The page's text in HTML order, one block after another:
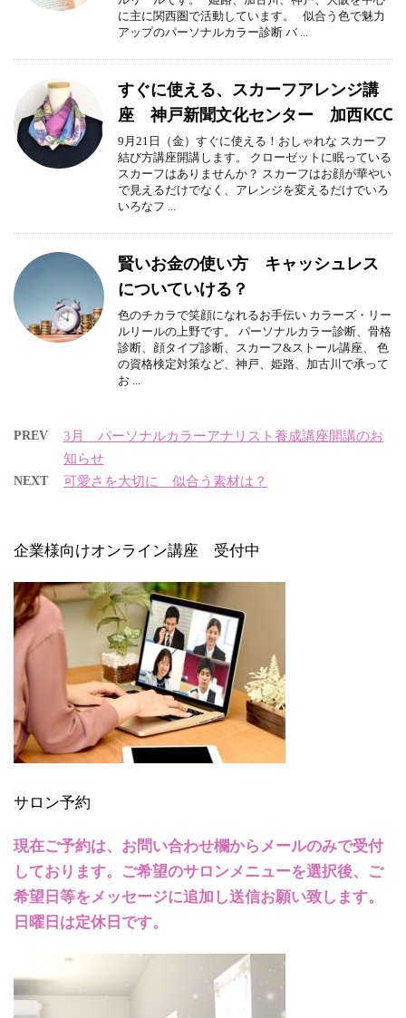
に主に関西圏で活動しています。 似合う色で魅力
アップのパーソナルカラー診断 バ ...
すぐに使える、スカーフアレンジ講
座 神戸新聞文化センター 加西KCC
9月21日（金）すぐに使える！おしゃれな スカーフ
結び方講座開講します。 クローゼットに眠っている
スカーフはありませんか？ スカーフはお顔が華やい
で見えるだけでなく、アレンジを変えるだけでいろ
いろなフ ...
賢いお金の使い方 キャッシュレス
についていける？
色のチカラで笑顔になれるお手伝い カラーズ・リー
ルリールの上野です。 パーソナルカラー診断、骨格
診断、顔タイプ診断、スカーフ&ストール講座、 色
の資格検定対策など、神戸、姫路、加古川で承って
お ...
PREV
3月 パーソナルカラーアナリスト養成講座開講のお
知らせ
NEXT 可愛さを大切に 似合う素材は？
企業様向けオンライン講座 受付中
サロン予約
現在ご予約は、お問い合わせ欄からメールのみで受付
しております。ご希望のサロンメニューを選択後、ご
希望日等をメッセージに追加し送信お願い致します。
日曜日は定休日です。